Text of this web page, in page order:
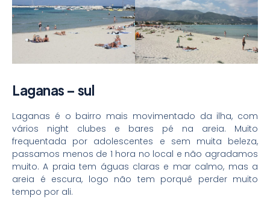
Laganas – sul
Laganas é o bairro mais movimentado da ilha, com
vários night clubes e bares pé na areia. Muito
frequentada por adolescentes e sem muita beleza,
passamos menos de 1 hora no local e não agradamos
muito. A praia tem águas claras e mar calmo, mas a
areia é escura, logo não tem porquê perder muito
tempo por ali.